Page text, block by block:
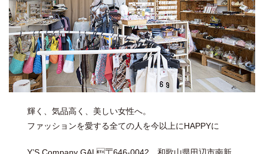
輝く、気品高く、美しい女性へ。
ファッションを愛する全ての人を今以上にHAPPYに